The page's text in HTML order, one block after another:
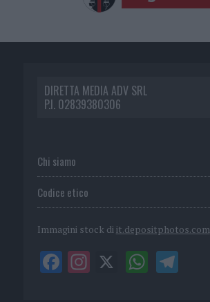
DIRETTA MEDIA ADV SRL
P.I. 02839380306
Chi siamo
Codice etico
Immagini stock di it.depositphotos.com